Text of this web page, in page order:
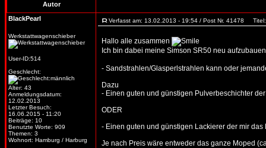
Autor
BlackPearl
Werkstattwagenschieber
User-ID:514
Geschlecht:
Alter: 43
Anmeldungsdatum:
12.02.2013
Letzter Besuch:
16.06.2015 - 11:20
Beiträge: 10
Benutzte Worte: 909
Themen: 3
Wohnort: Hamburg / Harburg
Verfasst am: 13.02.2013 - 19:54 / Post Nr. 41478 Titel:
Hallo alle zusammen
Ich bin dabei meine Simson SR50 neu
- Sandstrahlen/Glasperlstrahlen kann oder
Dazu
- Einen guten und günstigen Pulverbeschichter
ODER
- Einen guten und günstigen Lackierer der mir
Je nach Preis wäre entweder das ganze Moped